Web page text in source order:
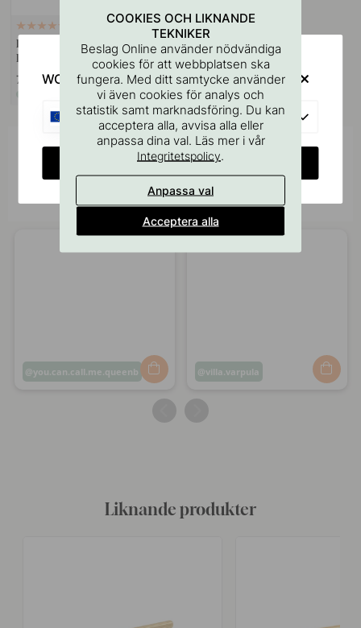
Borrmall för Handtag &
Knoppar
75 kr
Inspireras av andra
Tagga dina bilder med #beslagonline &
@beslagonline för att synas här!
Inlägg
you.can.call.me.queenb
Inlägg
villa.varpula
Liknande produkter
COOKIES OCH LIKNANDE
TEKNIKER
Beslag Online använder nödvändiga
cookies för att webbplatsen ska
fungera. Med ditt samtycke använder
vi även cookies för analys och
statistik samt marknadsföring. Du kan
acceptera alla, avvisa alla eller
anpassa dina val. Läs mer i vår
Integritetspolicy.
Anpassa val
Acceptera alla
WOULD YOU RATHER VISIT?
EU
CHANGE COUNTRY